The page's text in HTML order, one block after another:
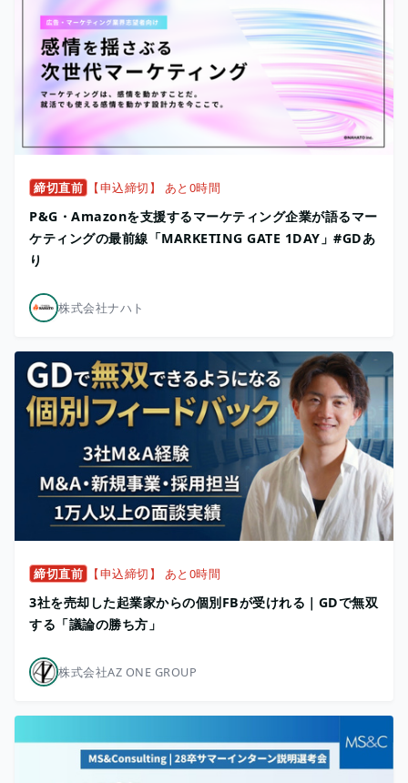
締切直前 【申込締切】 あと0時間
P&G・Amazonを支援するマーケティング企業が語るマー
ケティングの最前線「MARKETING GATE 1DAY」#GDあ
り
株式会社ナハト
締切直前 【申込締切】 あと0時間
3社を売却した起業家からの個別FBが受けれる｜GDで無双
する「議論の勝ち方」
株式会社AZ ONE GROUP